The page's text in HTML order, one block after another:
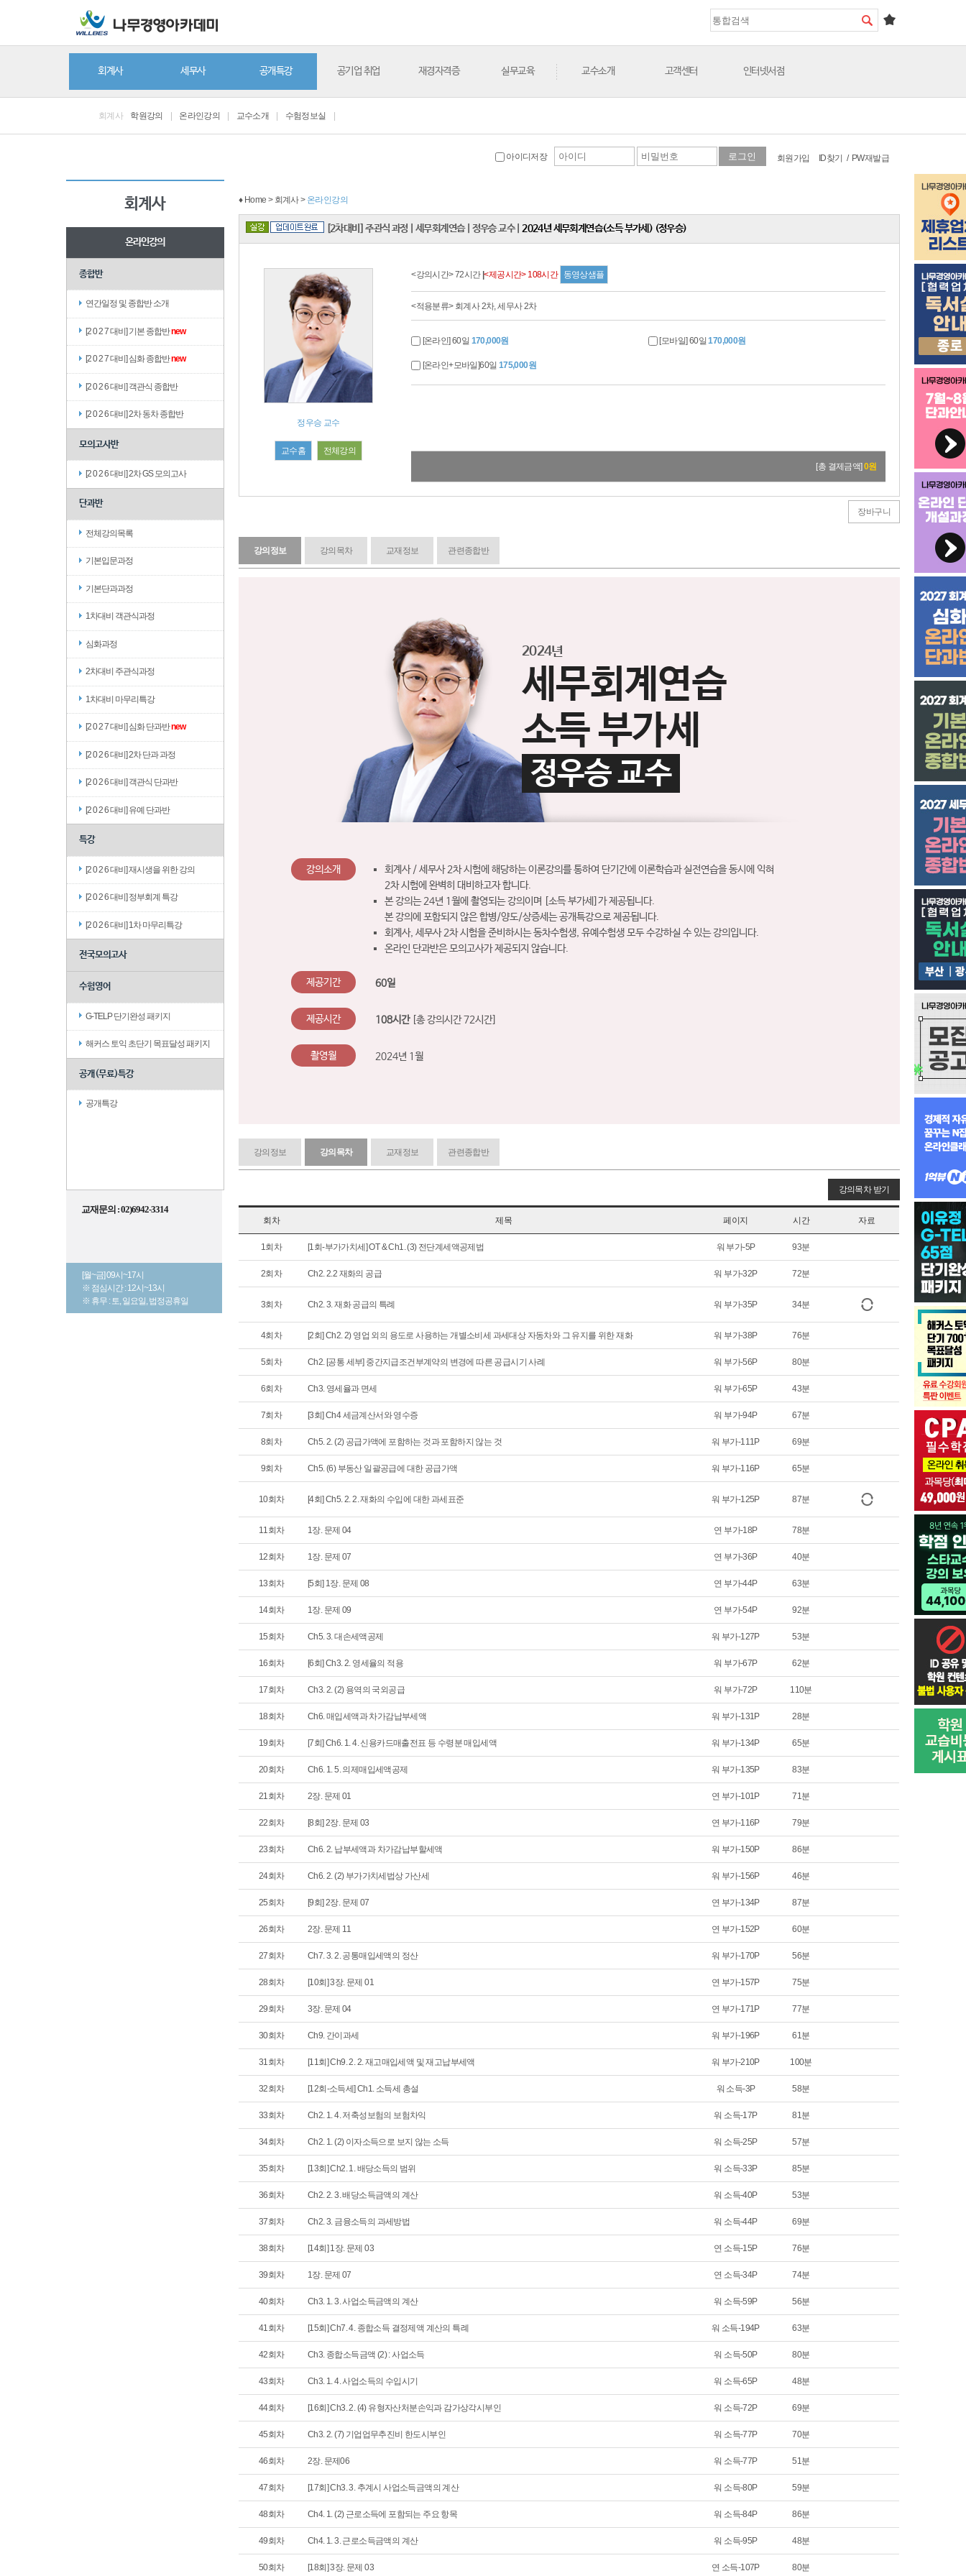
회계사 세무사 공개특강 공기업 취업 재경자격증 실무교육 교수소개 고객센터 인터넷서점
회계사 학원강의 온라인강의 교수소개 수험정보실
아이디저장 회원가입 ID찾기 / PW재발급
회계사
온라인강의
종합반
연간일정 및 종합반 소개
[2 0 2 7 대비] 기본 종합반new
[2 0 2 7 대비] 심화 종합반new
[2 0 2 6 대비] 객관식 종합반
[2 0 2 6 대비] 2차 동차 종합반
모의고사반
[2 0 2 6 대비] 2차 GS 모의고사
단과반
전체강의목록
기본입문과정
기본단과과정
1차대비 객관식과정
심화과정
2차대비 주관식과정
1차대비 마무리특강
[2 0 2 7 대비] 심화 단과반new
[2 0 2 6 대비] 2차 단과 과정
[2 0 2 6 대비] 객관식 단과반
[2 0 2 6 대비] 유예 단과반
특강
[2 0 2 6 대비] 재시생을 위한 강의
[2 0 2 6 대비] 정부회계 특강
[2 0 2 6 대비] 1차 마무리특강
전국모의고사
수험영어
G-TELP 단기완성 패키지
해커스 토익 초단기 목표달성 패키지
공개(무료)특강
공개특강
교재문의 : 02)6942-3314
[월~금] 09시~17시
※ 점심시간 : 12시~13시
※ 휴무 : 토, 일요일, 법정공휴일
♦ Home > 회계사 > 온라인강의
[2차대비] 주관식 과정 세무회계연습 정우승 교수 2024년 세무회계연습(소득 부가세) (정우승)
정우승 교수
교수홈 전체강의
<강의시간> 72시간 |<제공시간> 108시간 동영상샘플
<적용분류> 회계사 2차, 세무사 2차
[온라인] 60일 170,000원 [모바일] 60일170,000원
[온라인+모바일]60일 175,000원
[총 결제금액]0원
장바구니
강의정보 강의목차 교재정보 관련종합반
2024년
세무회계연습
소득 부가세
정우승 교수
강의소개
회계사 / 세무사 2차 시험에 해당하는 이론강의를 통하여 단기간에 이론학습과 실전연습을 동시에 익혀
2차 시험에 완벽히 대비하고자 합니다.
본 강의는 24년 1월에 촬영되는 강의이며 [소득 부가세]가 제공됩니다.
본 강의에 포함되지 않은 합병/양도/상증세는 공개특강으로 제공됩니다.
회계사, 세무사 2차 시험을 준비하시는 동차수험생, 유예수험생 모두 수강하실 수 있는 강의입니다.
온라인 단과반은 모의고사가 제공되지 않습니다.
제공기간 60일
제공시간 108시간[총 강의시간 72시간]
촬영월 2024년 1월
강의정보 강의목차 교재정보 관련종합반
강의목차 받기
회차 제목 페이지 시간 자료
1회차 [1회-부가가치세] OT & Ch1. (3) 전단계세액공제법 워 부가-5P 93분
2회차 Ch2. 2.2 재화의 공급 워 부가-32P 72분
3회차 Ch2. 3. 재화 공급의 특례 워 부가-35P 34분
4회차 [2회] Ch2. 2) 영업 외의 용도로 사용하는 개별소비세 과세대상 자동차와 그 유지를 위한 재화 워 부가-38P 76분
5회차 Ch2. [공통 세부] 중간지급조건부계약의 변경에 따른 공급시기 사례 워 부가-56P 80분
6회차 Ch3. 영세율과 면세 워 부가-65P 43분
7회차 [3회] Ch4 세금계산서와 영수증 워 부가-94P 67분
8회차 Ch5. 2. (2) 공급가액에 포함하는 것과 포함하지 않는 것 워 부가-111P 69분
9회차 Ch5. (6) 부동산 일괄공급에 대한 공급가액 워 부가-116P 65분
10회차 [4회] Ch5. 2. 2. 재화의 수입에 대한 과세표준 워 부가-125P 87분
11회차 1장. 문제 04 연 부가-18P 78분
12회차 1장. 문제 07 연 부가-36P 40분
13회차 [5회] 1장. 문제 08 연 부가-44P 63분
14회차 1장. 문제 09 연 부가-54P 92분
15회차 Ch5. 3. 대손세액공제 워 부가-127P 53분
16회차 [6회] Ch3. 2. 영세율의 적용 워 부가-67P 62분
17회차 Ch3. 2. (2) 용역의 국외공급 워 부가-72P 110분
18회차 Ch6. 매입세액과 차가감납부세액 워 부가-131P 28분
19회차 [7회] Ch6. 1. 4. 신용카드매출전표 등 수령분 매입세액 워 부가-134P 65분
20회차 Ch6. 1. 5. 의제매입세액공제 워 부가-135P 83분
21회차 2장. 문제 01 연 부가-101P 71분
22회차 [8회] 2장. 문제 03 연 부가-116P 79분
23회차 Ch6. 2. 납부세액과 차가감납부할세액 워 부가-150P 86분
24회차 Ch6. 2. (2) 부가가치세법상 가산세 워 부가-156P 46분
25회차 [9회] 2장. 문제 07 연 부가-134P 87분
26회차 2장. 문제 11 연 부가-152P 60분
27회차 Ch7. 3. 2. 공통매입세액의 정산 워 부가-170P 56분
28회차 [10회] 3장. 문제 01 연 부가-157P 75분
29회차 3장. 문제 04 연 부가-171P 77분
30회차 Ch9. 간이과세 워 부가-196P 61분
31회차 [11회] Ch9. 2. 2. 재고매입세액 및 재고납부세액 워 부가-210P 100분
32회차 [12회-소득세] Ch1. 소득세 총설 워 소득-3P 58분
33회차 Ch2. 1. 4. 저축성보험의 보험차익 워 소득-17P 81분
34회차 Ch2. 1. (2) 이자소득으로 보지 않는 소득 워 소득-25P 57분
35회차 [13회] Ch2. 1. 배당소득의 범위 워 소득-33P 85분
36회차 Ch2. 2. 3. 배당소득금액의 계산 워 소득-40P 53분
37회차 Ch2. 3. 금융소득의 과세방법 워 소득-44P 69분
38회차 [14회] 1장. 문제 03 연 소득-15P 76분
39회차 1장. 문제 07 연 소득-34P 74분
40회차 Ch3. 1. 3. 사업소득금액의 계산 워 소득-59P 56분
41회차 [15회] Ch7. 4. 종합소득 결정제액 계산의 특례 워 소득-194P 63분
42회차 Ch3. 종합소득금액 (2) : 사업소득 워 소득-50P 80분
43회차 Ch3. 1. 4. 사업소득의 수입시기 워 소득-65P 48분
44회차 [16회] Ch3. 2. (4) 유형자산처분손익과 감가상각시부인 워 소득-72P 69분
45회차 Ch3. 2. (7) 기업업무추진비 한도시부인 워 소득-77P 70분
46회차 2장. 문제06 워 소득-77P 51분
47회차 [17회] Ch3. 3. 추계시 사업소득금액의 계산 워 소득-80P 59분
48회차 Ch4. 1. (2) 근로소득에 포함되는 주요 항목 워 소득-84P 86분
49회차 Ch4. 1. 3. 근로소득금액의 계산 워 소득-95P 48분
50회차 [18회] 3장. 문제 03 연 소득-107P 80분